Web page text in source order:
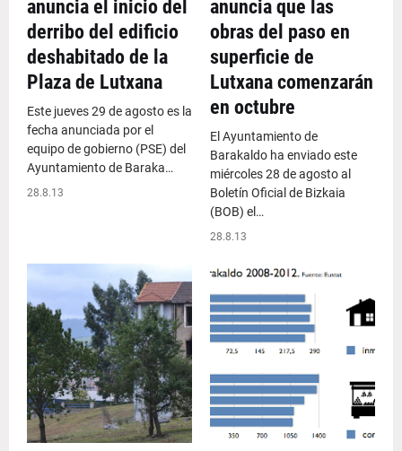
anuncia el inicio del
derribo del edificio
deshabitado de la
Plaza de Lutxana
Este jueves 29 de agosto es la
fecha anunciada por el
equipo de gobierno (PSE) del
Ayuntamiento de Baraka…
28.8.13
anuncia que las
obras del paso en
superficie de
Lutxana comenzarán
en octubre
El Ayuntamiento de
Barakaldo ha enviado este
miércoles 28 de agosto al
Boletín Oficial de Bizkaia
(BOB) el…
28.8.13